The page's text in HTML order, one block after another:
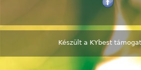
Készült a KYbest